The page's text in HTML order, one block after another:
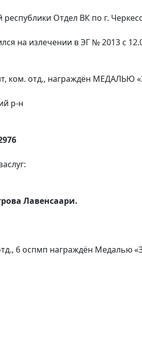
Отдел ВК по г.
на излечении в ЭГ № 2013 с
ком. отд., награждён МЕДАЛЬЮ
р-н
Лавенсаари.
6 оспмп награждён Медалью